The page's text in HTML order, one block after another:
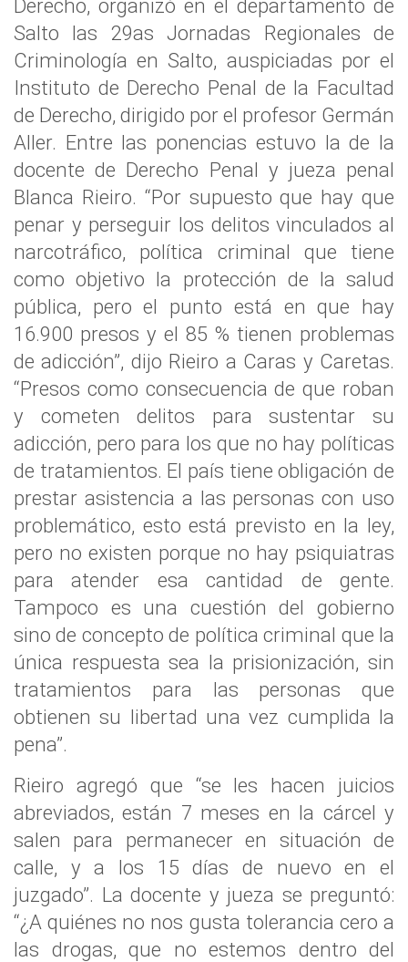
Derecho, organizó en el departamento de
Salto las 29as Jornadas Regionales de
Criminología en Salto, auspiciadas por el
Instituto de Derecho Penal de la Facultad
de Derecho, dirigido por el profesor Germán
Aller. Entre las ponencias estuvo la de la
docente de Derecho Penal y jueza penal
Blanca Rieiro. “Por supuesto que hay que
penar y perseguir los delitos vinculados al
narcotráfico, política criminal que tiene
como objetivo la protección de la salud
pública, pero el punto está en que hay
16.900 presos y el 85 % tienen problemas
de adicción”, dijo Rieiro a Caras y Caretas.
“Presos como consecuencia de que roban
y cometen delitos para sustentar su
adicción, pero para los que no hay políticas
de tratamientos. El país tiene obligación de
prestar asistencia a las personas con uso
problemático, esto está previsto en la ley,
pero no existen porque no hay psiquiatras
para atender esa cantidad de gente.
Tampoco es una cuestión del gobierno
sino de concepto de política criminal que la
única respuesta sea la prisionización, sin
tratamientos para las personas que
obtienen su libertad una vez cumplida la
pena”.
Rieiro agregó que “se les hacen juicios
abreviados, están 7 meses en la cárcel y
salen para permanecer en situación de
calle, y a los 15 días de nuevo en el
juzgado”. La docente y jueza se preguntó:
“¿A quiénes no nos gusta tolerancia cero a
las drogas, que no estemos dentro del